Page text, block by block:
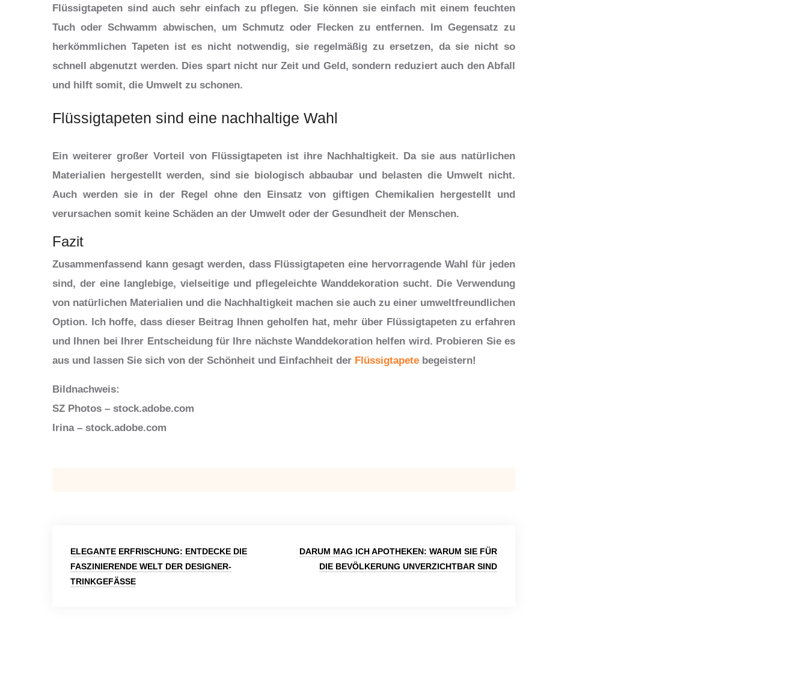
Flüssigtapeten sind auch sehr einfach zu pflegen. Sie können sie einfach mit einem feuchten
Tuch oder Schwamm abwischen, um Schmutz oder Flecken zu entfernen. Im Gegensatz zu
herkömmlichen Tapeten ist es nicht notwendig, sie regelmäßig zu ersetzen, da sie nicht so
schnell abgenutzt werden. Dies spart nicht nur Zeit und Geld, sondern reduziert auch den Abfall
und hilft somit, die Umwelt zu schonen.
Flüssigtapeten sind eine nachhaltige Wahl
Ein weiterer großer Vorteil von Flüssigtapeten ist ihre Nachhaltigkeit. Da sie aus natürlichen
Materialien hergestellt werden, sind sie biologisch abbaubar und belasten die Umwelt nicht.
Auch werden sie in der Regel ohne den Einsatz von giftigen Chemikalien hergestellt und
verursachen somit keine Schäden an der Umwelt oder der Gesundheit der Menschen.
Fazit
Zusammenfassend kann gesagt werden, dass Flüssigtapeten eine hervorragende Wahl für jeden
sind, der eine langlebige, vielseitige und pflegeleichte Wanddekoration sucht. Die Verwendung
von natürlichen Materialien und die Nachhaltigkeit machen sie auch zu einer umweltfreundlichen
Option. Ich hoffe, dass dieser Beitrag Ihnen geholfen hat, mehr über Flüssigtapeten zu erfahren
und Ihnen bei Ihrer Entscheidung für Ihre nächste Wanddekoration helfen wird. Probieren Sie es
aus und lassen Sie sich von der Schönheit und Einfachheit der Flüssigtapete begeistern!
Bildnachweis:
SZ Photos – stock.adobe.com
Irina – stock.adobe.com
ELEGANTE ERFRISCHUNG: ENTDECKE DIE
FASZINIERENDE WELT DER DESIGNER-
TRINKGEFÄSSE
DARUM MAG ICH APOTHEKEN: WARUM SIE FÜR
DIE BEVÖLKERUNG UNVERZICHTBAR SIND